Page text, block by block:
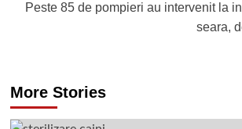
Peste 85 de pompieri au intervenit la
seara,
More Stories